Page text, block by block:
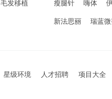
毛发移植 瘦腿针 嗨体
新法思丽 瑞蓝
星级环境 人才招聘 项目大全